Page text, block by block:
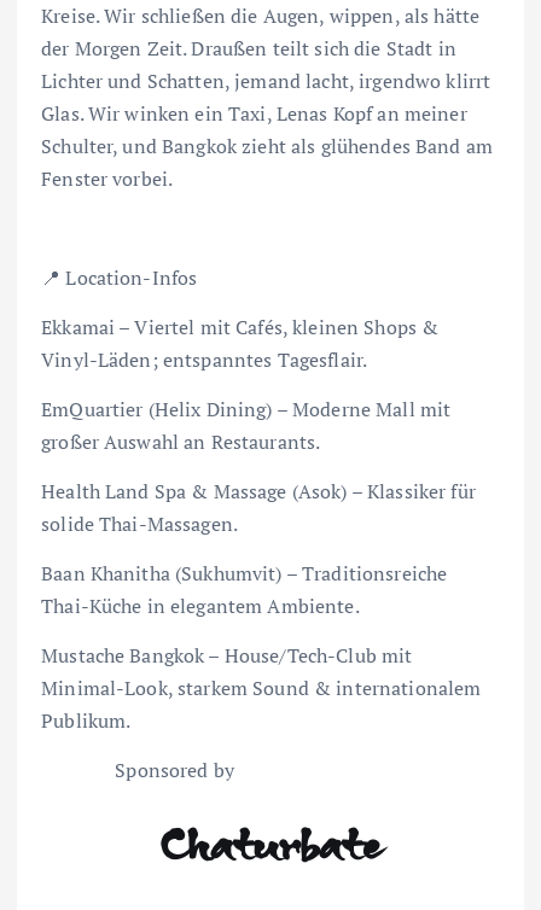
Kreise. Wir schließen die Augen, wippen, als hätte
der Morgen Zeit. Draußen teilt sich die Stadt in
Lichter und Schatten, jemand lacht, irgendwo klirrt
Glas. Wir winken ein Taxi, Lenas Kopf an meiner
Schulter, und Bangkok zieht als glühendes Band am
Fenster vorbei.
📍 Location-Infos
Ekkamai – Viertel mit Cafés, kleinen Shops &
Vinyl-Läden; entspanntes Tagesflair.
EmQuartier (Helix Dining) – Moderne Mall mit
großer Auswahl an Restaurants.
Health Land Spa & Massage (Asok) – Klassiker für
solide Thai-Massagen.
Baan Khanitha (Sukhumvit) – Traditionsreiche
Thai-Küche in elegantem Ambiente.
Mustache Bangkok – House/Tech-Club mit
Minimal-Look, starkem Sound & internationalem
Publikum.
Sponsored by
Chaturbate